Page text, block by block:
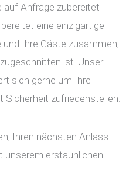
auf Anfrage zubereitet
eine einzigartige
Ihre Gäste zusammen,
ist. Unser
sich gerne um Ihre
Sicherheit zufriedenstellen.
Ihren nächsten Anlass
unserem erstaunlichen